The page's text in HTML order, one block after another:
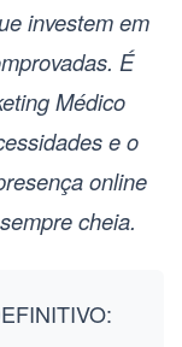
investem em
É
Médico
e o
online
cheia.